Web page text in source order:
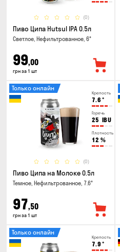
(0)
Пиво Ципа Hutsul IPA 0.5л
Светлое, Нефильтрованное, 6°
99,00
грн за 1 шт
Крепость
7.6 °
Горечь
25 IBU
Плотность
12 %
(0)
Только онлайн
Пиво Ципа на Молоке 0.5л
Темное, Нефильтрованное, 7.6°
97,50
грн за 1 шт
Крепость
7.9 °
Только онлайн